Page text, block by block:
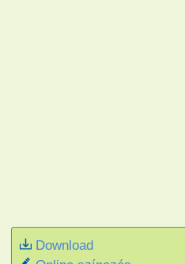
Download